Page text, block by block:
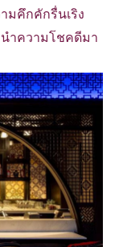
มคึกคักรื่นเริง
นำความโชคดีมา